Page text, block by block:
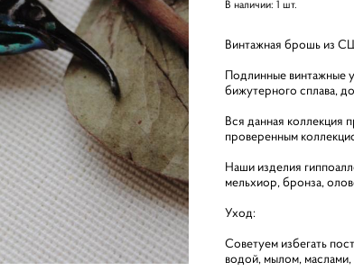
В наличии:1 шт.
Винтажная брошь из
Подлинные винтажные
бижутерного сплава,
Вся данная коллекция
проверенным
Наши изделия
мельхиор, бронза,
Уход:
Советуем избегать
водой, мылом,